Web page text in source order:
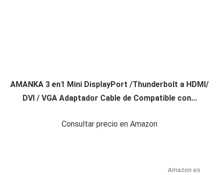
AMANKA 3 en1 Mini DisplayPort /Thunderbolt a HDMI/
DVI / VGA Adaptador Cable de Compatible con...
Consultar precio en Amazon
Amazon.es